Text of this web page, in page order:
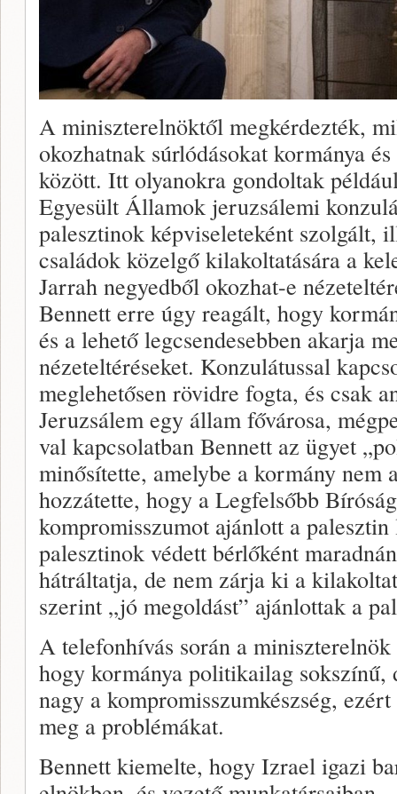
A miniszterelnöktől megkérdezték,
okozhatnak súrlódásokat kormánya
között. Itt olyanokra gondoltak
Egyesült Államok jeruzsálemi
palesztinok képviseleteként szolgált,
családok közelgő kilakoltatására a
Jarrah negyedből okozhat-e
Bennett erre úgy reagált, hogy
és a lehető legcsendesebben akarja
nézeteltéréseket. Konzulátussal
meglehetősen rövidre fogta, és csak
Jeruzsálem egy állam fővárosa,
val kapcsolatban Bennett az ügyet
minősítette, amelybe a kormány nem
hozzátette, hogy a Legfelsőbb
kompromisszumot ajánlott a
palesztinok védett bérlőként
hátráltatja, de nem zárja ki a
szerint „jó megoldást” ajánlottak a
A telefonhívás során a
hogy kormánya politikailag
nagy a kompromisszumkészség,
meg a problémákat.
Bennett kiemelte, hogy Izrael igazi